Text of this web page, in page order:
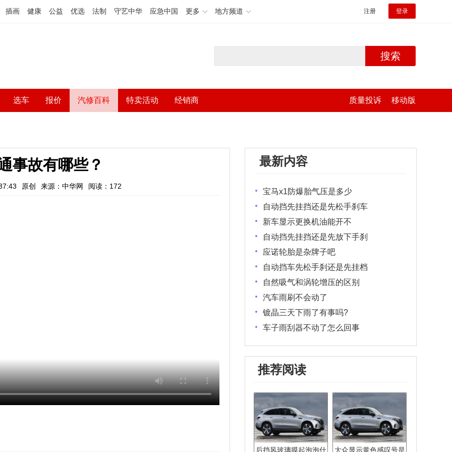
插画 健康 公益 优选 法制 守艺中华 应急中国 更多 地方频道 注册 登录
搜索
选车 报价 汽修百科 特卖活动 经销商 质量投诉 移动版
事故有哪些？
原创 来源：中华网 阅读：172
最新内容
宝马x1防爆胎气压是多少
自动挡先挂挡还是先松手刹车
新车显示更换机油能开不
自动挡先挂挡还是先放下手刹
应诺轮胎是杂牌子吧
自动挡车先松手刹还是先挂档
自然吸气和涡轮增压的区别
汽车雨刷不会动了
镀晶三天下雨了有事吗?
车子雨刮器不动了怎么回事
推荐阅读
后挡风玻璃膜起泡泡什 大众显示黄色感叹号是